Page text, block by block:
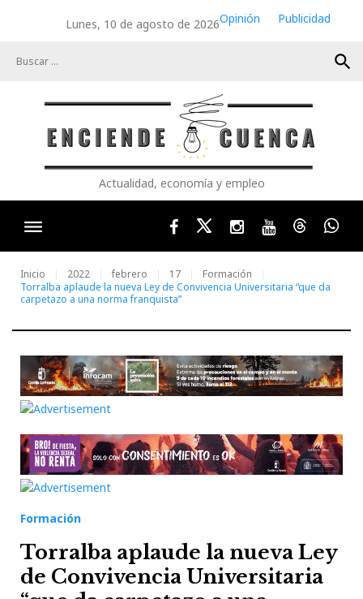
Lunes, 10 de agosto de 2026Opinión
Publicidad
search
Actualidad, economía y empleo
FacebookTwitterInstagram
YoutubeThreads
Inicio 2022 febrero 17
Formación
Torralba aplaude la nueva Ley de Convivencia Universitaria “que da
carpetazo a una norma franquista”
Formación
Torralba aplaude la nueva Ley
de Convivencia Universitaria